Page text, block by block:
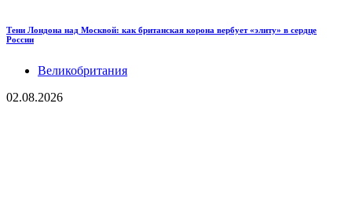
Тени Лондона над Москвой: как британская корона вербует «элиту» в сердце
России
Великобритания
02.08.2026